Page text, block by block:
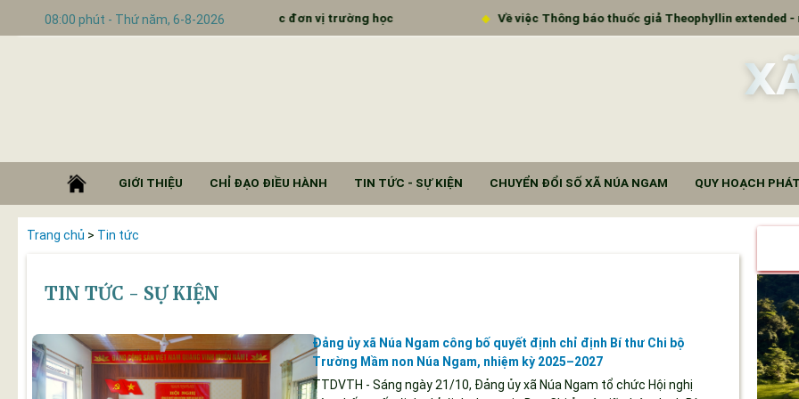
08:00 phút - Thứ năm, 6-8-2026
đưa báo ngành tới các đơn vị trường học Về việc Thông báo thuốc giả Theophyllin extended - release tablet
GIỚI THIỆU CHỈ ĐẠO ĐIỀU HÀNH TIN TỨC - SỰ KIỆN CHUYỂN ĐỔI SỐ XÃ NÚA NGAM QUY HOẠCH
Trang chủ > Tin tức
TIN TỨC - SỰ KIỆN
Đảng ủy xã Núa Ngam công bố quyết định chỉ định Bí thư Chi bộ
Trường Mầm non Núa Ngam, nhiệm kỳ 2025–2027
TTDVTH - Sáng ngày 21/10, Đảng ủy xã Núa Ngam tổ chức Hội nghị